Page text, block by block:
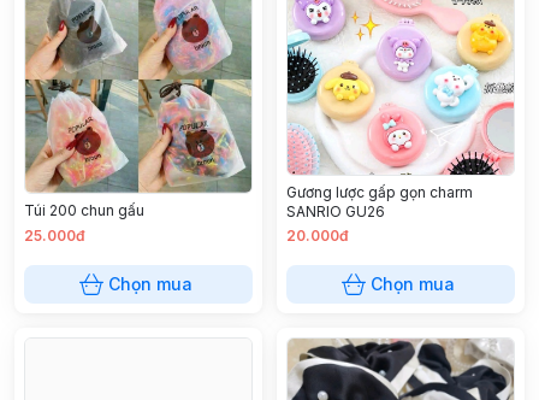
Túi 200 chun gấu
25.000đ
Chọn mua
Gương lược gấp gọn charm
SANRIO GU26
20.000đ
Chọn mua